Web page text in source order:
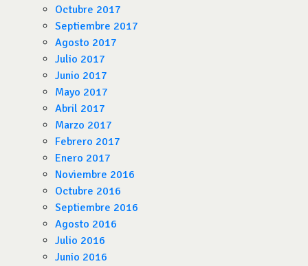
Octubre 2017
Septiembre 2017
Agosto 2017
Julio 2017
Junio 2017
Mayo 2017
Abril 2017
Marzo 2017
Febrero 2017
Enero 2017
Noviembre 2016
Octubre 2016
Septiembre 2016
Agosto 2016
Julio 2016
Junio 2016